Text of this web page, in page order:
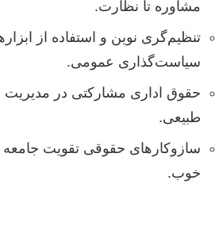
مشاوره تا نظارت.
تنظیم‌گری نوین و استفاده از
سیاست‌گذاری عمومی.
حقوق اداری مشارکتی در مدیریت
طبیعی.
سازوکارهای حقوقی تقویت
خوب.